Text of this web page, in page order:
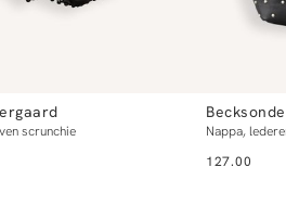
scrunchie
Nappa,
127.00